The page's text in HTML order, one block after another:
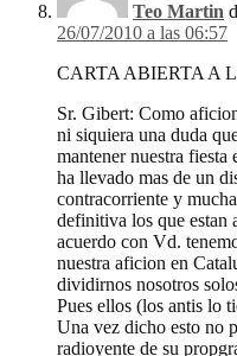
Teo Martin
26/07/2010 a las 06:57
CARTA ABIERTA A
Sr. Gibert: Como
ni siquiera una duda
mantener nuestra fiesta
ha llevado mas de un
contracorriente y
definitiva los que estan
acuerdo con Vd.
nuestra aficion en
dividirnos nosotros
Pues ellos (los antis lo
Una vez dicho esto no
radioyente de su